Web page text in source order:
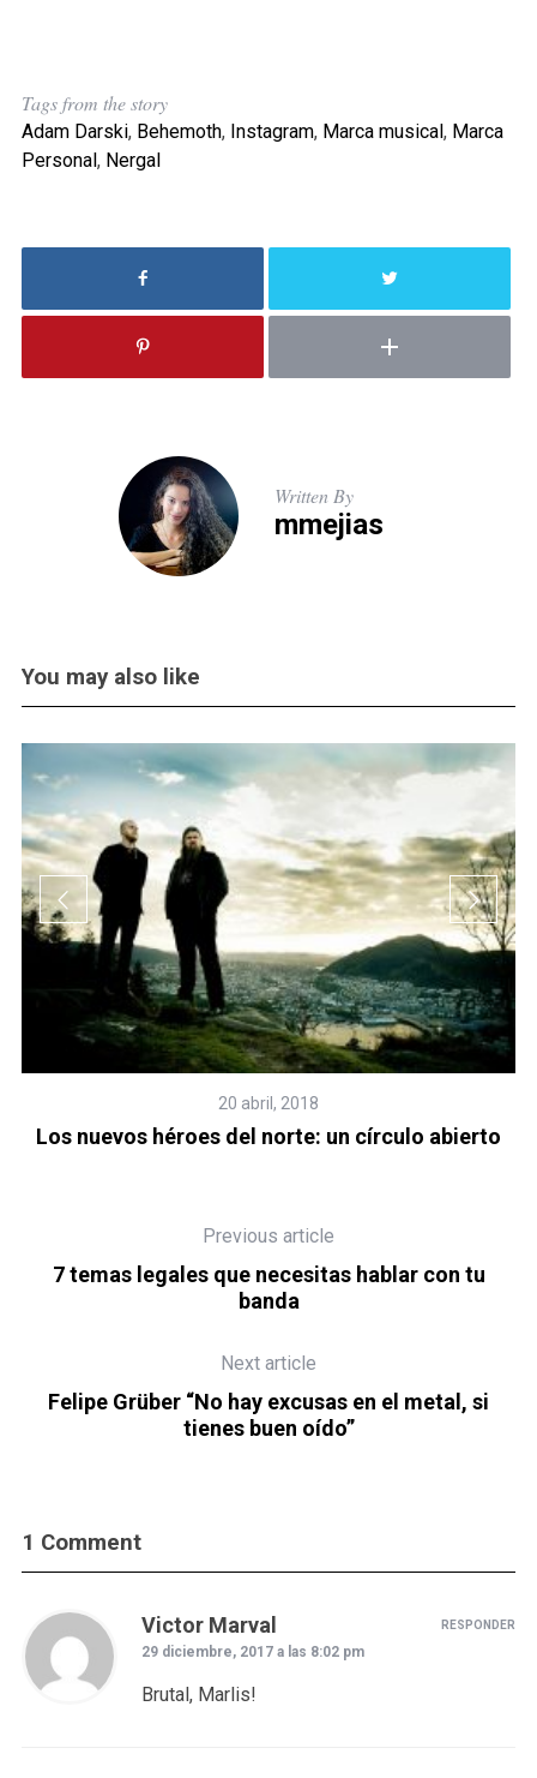
Tags from the story
Adam Darski, Behemoth, Instagram, Marca musical , Marca
Personal , Nergal
Written By
mmejias
You may also like
20 abril, 2018
Los nuevos héroes del norte: un círculo abierto
Previous article
7 temas legales que necesitas hablar con tu
banda
Next article
Felipe Grüber “No hay excusas en el metal, si
tienes buen oído”
1 Comment
Victor Marval
29 diciembre, 2017 a las 8:02 pm
Brutal, Marlis!
RESPONDER